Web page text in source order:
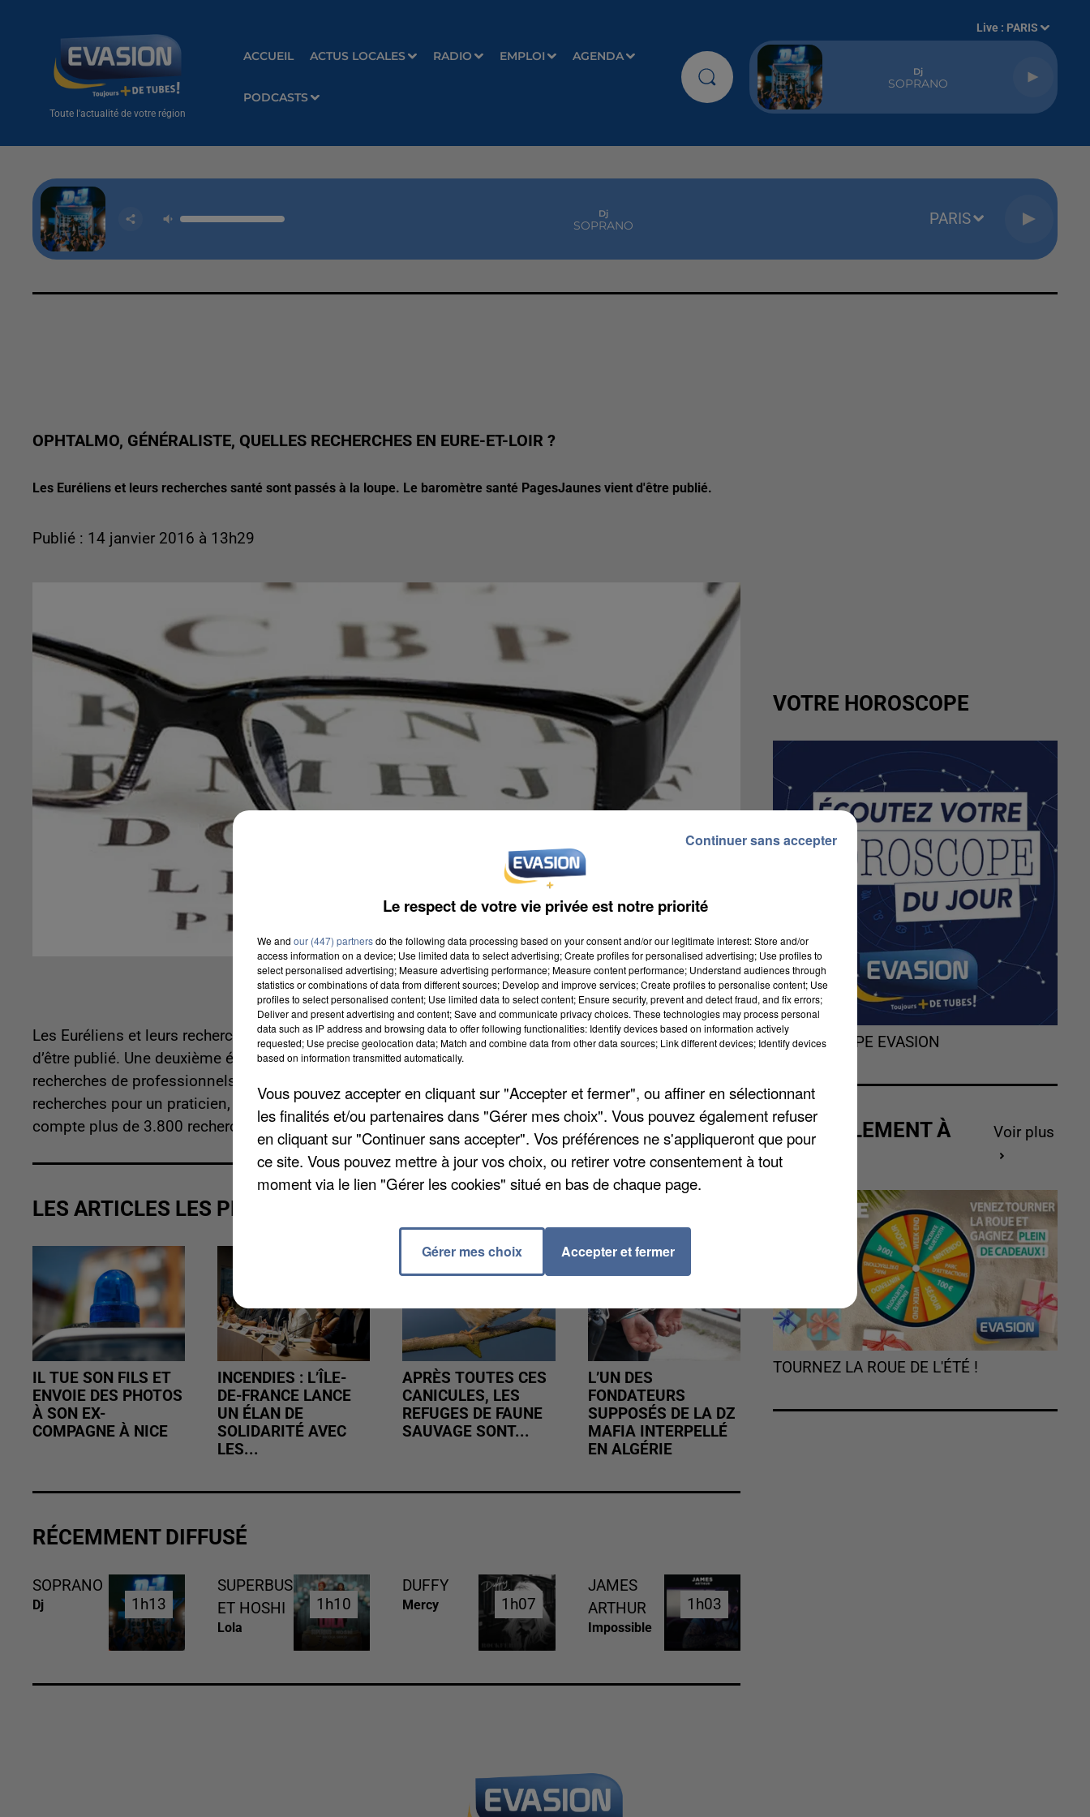
Toute l'actualité de votre région
ACCUEIL ACTUS LOCALES RADIO EMPLOI AGENDA
PODCASTS
Live : PARIS
Dj
SOPRANO
Dj
SOPRANO PARIS
OPHTALMO, GÉNÉRALISTE, QUELLES RECHERCHES EN EURE-ET-LOIR ?
Les Euréliens et leurs recherches santé sont passés à la loupe. Le baromètre santé PagesJaunes vient d'être publié.
Publié : 14 janvier 2016 à 13h29
Les Euréliens et leurs recherches santé sont passés à la loupe. Le baromètre santé PagesJaunes vient
d’être publié. Une deuxième édition destinée à décrypter les usages des internautes en matière de
recherches de professionnels de santé. Il y a des disparités entre les départements, avec près de 795
recherches pour un praticien, et le chiffre monte à 871 en Eure-et-Loir. Dans ce département, on
compte plus de 3.800 recherches pour un ophtalmologue.
LES ARTICLES LES PLUS VUS
IL TUE SON FILS ET
ENVOIE DES PHOTOS
À SON EX-
COMPAGNE À NICE
INCENDIES : L’ÎLE-
DE-FRANCE LANCE
UN ÉLAN DE
SOLIDARITÉ AVEC
LES...
APRÈS TOUTES CES
CANICULES, LES
REFUGES DE FAUNE
SAUVAGE SONT...
L’UN DES
FONDATEURS
SUPPOSÉS DE LA DZ
MAFIA INTERPELLÉ
EN ALGÉRIE
RÉCEMMENT DIFFUSÉ
SOPRANO
Dj 1h13
1h13
SUPERBUS
ET HOSHI
Lola
1h10
1h10
DUFFY
Mercy 1h07
1h07
JAMES
ARTHUR
Impossible
1h03
1h03
VOTRE HOROSCOPE
L'HOROSCOPE EVASION
ACTUELLEMENT À
GAGNER
Voir plus
TOURNEZ LA ROUE DE L'ÉTÉ !
Le respect de votre vie privée est notre priorité
We and our (447) partnersdo the following data processing based on your consent and/or our legitimate interest: Store and/or
access information on a device; Use limited data to select advertising; Create profiles for personalised advertising; Use profiles to
select personalised advertising; Measure advertising performance; Measure content performance; Understand audiences through
statistics or combinations of data from different sources; Develop and improve services; Create profiles to personalise content; Use
profiles to select personalised content; Use limited data to select content; Ensure security, prevent and detect fraud, and fix errors;
Deliver and present advertising and content; Save and communicate privacy choices. These technologies may process personal
data such as IP address and browsing data to offer following functionalities: Identify devices based on information actively
requested; Use precise geolocation data; Match and combine data from other data sources; Link different devices; Identify devices
based on information transmitted automatically.
Vous pouvez accepter en cliquant sur "Accepter et fermer", ou affiner en sélectionnant
les finalités et/ou partenaires dans "Gérer mes choix". Vous pouvez également refuser
en cliquant sur "Continuer sans accepter". Vos préférences ne s'appliqueront que pour
ce site. Vous pouvez mettre à jour vos choix, ou retirer votre consentement à tout
moment via le lien "Gérer les cookies" situé en bas de chaque page.
Gérer mes choix Accepter et fermer
Continuer sans accepter